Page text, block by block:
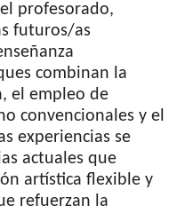
profesorado,
futuros/as
combinan la
el empleo de
convencionales y el
experiencias se
actuales que
artística flexible y
refuerzan la